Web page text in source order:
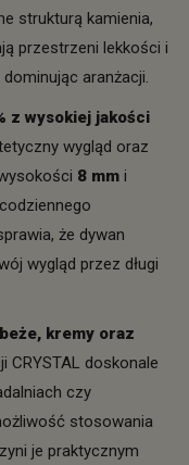
strukturą kamienia,
przestrzeni lekkości i
aranżacji.
z wysokiej jakości
wygląd oraz
8 mm i
że dywan
wygląd przez długi
beże, kremy oraz
CRYSTAL doskonale
czy
stosowania
je praktycznym